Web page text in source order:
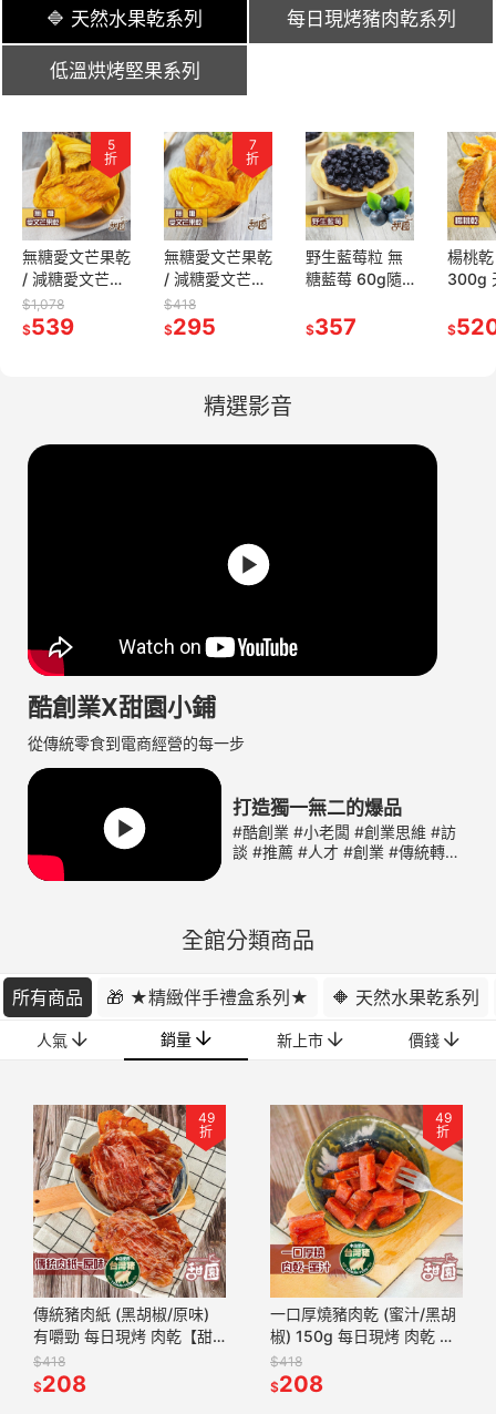
扣！
專用
【甜
🔷 天然水果乾系列 每日現烤豬肉乾系列
低溫烘烤堅果系列
5
折
無糖愛文芒果乾
/ 減糖愛文芒果
乾 / 特A愛文芒
果乾 300g大包
$1,078
$539
7
折
無糖愛文芒果乾
/ 減糖愛文芒果
乾 / 特A愛文芒
果乾 / 金煌芒果
果乾 【甜園】
$418
$295
野生藍莓粒 無
糖藍莓 60g隨
藍莓 水果乾 果
$357
楊桃
300g 天然楊桃
乾 楊
$
折
捲 (單
每日新
中必
台中
7
折
杏仁脆片肉乾
(原味/黑胡椒)
130g 每日現烤
肉乾 肉干 台灣
49
折
傳統豬肉紙 (黑
胡椒/原味) 有嚼
乾【甜園】
49
折
1公分厚燒豬肉
乾系列 肉乾 (蜜
現烤 肉乾 肉干
QMI
茶點+
$
精選影音
酷創業X甜園小鋪
從傳統零食到電商經營的每一步
打造獨一無二的爆品
#酷創業 #小老闆 #創業思維 #訪
談 #推薦 #人才 #創業 #傳統轉型
全館分類商品
所有商品 🎁 ★精緻伴手禮盒系列★ 🔶 天然水果乾系列
人氣 銷量 新上市 價錢
49
折
傳統豬肉紙 (黑胡椒/原味)
有嚼勁 每日現烤 肉乾【甜
園】
$418
$208
49
折
一口厚燒豬肉乾 (蜜汁/黑胡
椒) 150g 每日現烤 肉乾 肉
干 手工現烤 台灣豬【甜
園】
$418
$208